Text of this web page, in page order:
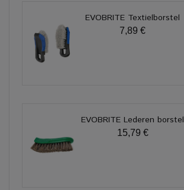
EVOBRITE Textielborstel
7,89 €
EVOBRITE Lederen borstel
15,79 €